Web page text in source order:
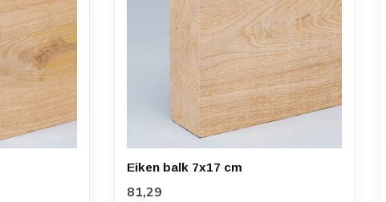
Eiken balk 7x17 cm
81,29